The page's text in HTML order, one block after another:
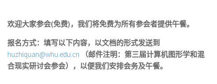
欢迎大家参会(免费)，我们将免费为所有参会者提供午餐。
报名方式：填写以下内容，以文档的形式发送到
huzhiquan@whu.edu.cn
（邮件注明：第三届计算机图形学和混
合现实研讨会参会），以便我们安排会务及午餐。